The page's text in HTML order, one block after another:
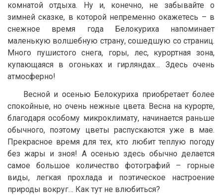
комнатой отдыха. Ну и, конечно, не забывайте о
зимней сказке, в которой непременно окажетесь – в
снежное время года Белокуриха напоминает
маленькую волшебную страну, сошедшую со страниц.
Много пушистого снега, горы, лес, курортная зона,
купающаяся в огоньках и гирляндах… Здесь очень
атмосферно!
Весной и осенью Белокуриха приобретает более
спокойные, но очень нежные цвета. Весна на курорте,
благодаря особому микроклимату, начинается раньше
обычного, поэтому цветы распускаются уже в мае.
Прекрасное время для тех, кто любит теплую погоду
без жары и зноя! А осенью здесь обычно делается
самое большое количество фотографий – горные
виды, легкая прохлада и поэтическое настроение
природы вокруг… Как тут не влюбиться?